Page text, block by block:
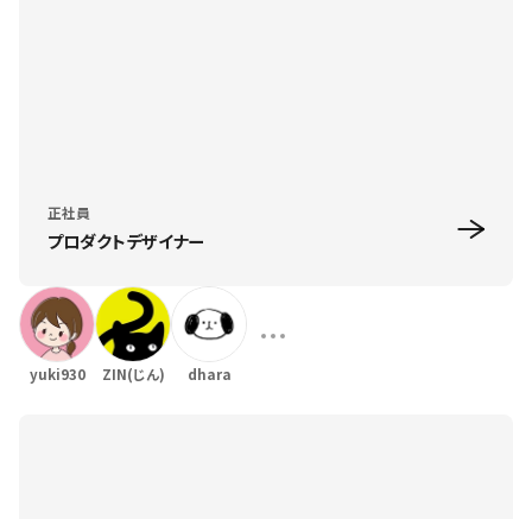
正社員
プロダクトデザイナー
yuki930 ZIN(じん) dhara